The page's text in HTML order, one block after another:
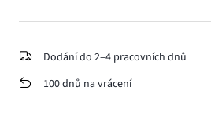
Dodání do 2–4 pracovních dnů
100 dnů na vrácení